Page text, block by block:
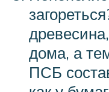
дома, а
ПСБ